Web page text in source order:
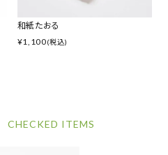
和紙たおる
¥1,100(税込)
CHECKED ITEMS